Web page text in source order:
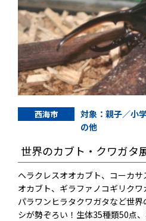
西海市
対象：親子／小
の他
世界のカブト・クワガタ
ヘラクレスオオカブト、コーカ
オカブト、ギラファノコギリクワ
パラワンヒラタクワガタなど世
シが勢ぞろい！生体35種類50点